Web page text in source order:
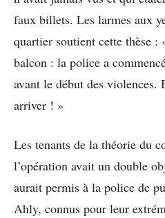
faux billets. Les larmes aux
quartier soutient cette thèse :
balcon : la police a
avant le début des
arriver ! »
Les tenants de la théorie du
l’opération avait un double
aurait permis à la police de
Ahly, connus pour leur